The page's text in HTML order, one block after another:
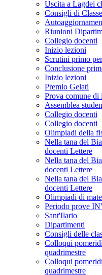
Uscita a Lagdei
Consigli di Classe
Riunioni
Collegio docenti
Inizio lezioni
Scrutini primo
Conclusione
Inizio lezioni
Premio Gelati
Prova comune di
Assemblea
Collegio docenti
Collegio docenti
Olimpiadi della
Nella tana del
docenti Lettere
Nella tana del
docenti Lettere
Nella tana del
docenti Lettere
Olimpiadi di
Periodo prove
Sant'Ilario
Dipartimenti
Consigli delle
Colloqui
quadrimestre
Colloqui
quadrimestre